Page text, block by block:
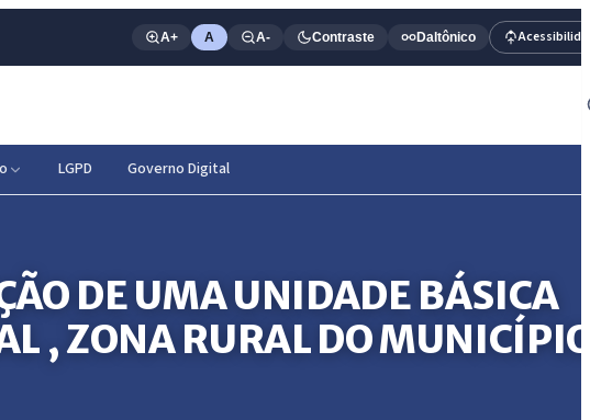
A+ A A- Contraste Daltônico
LGPD Governo Digital
DE UMA UNIDADE BÁSICA
, ZONA RURAL DO